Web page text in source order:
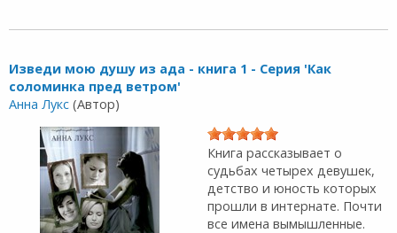
Изведи мою душу из ада - книга 1 - Серия 'Как
соломинка пред ветром'
Анна Лукс (Автор)
Книга рассказывает о
судьбах четырех девушек,
детство и юность которых
прошли в интернате. Почти
все имена вымышленные.